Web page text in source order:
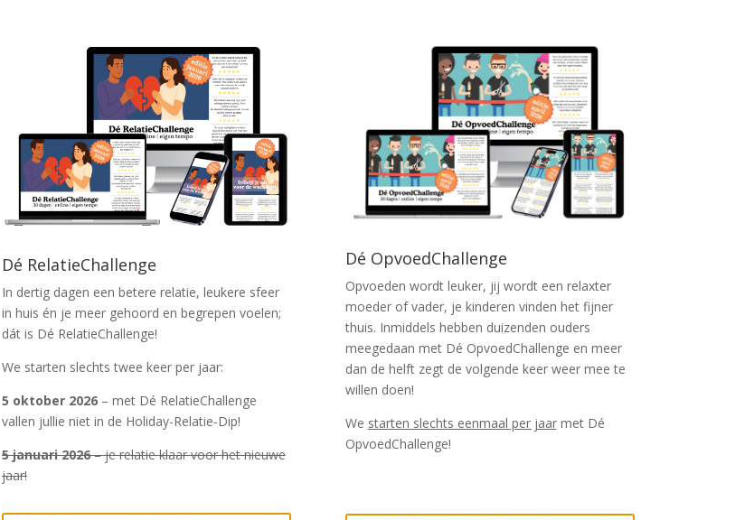
Dé RelatieChallenge
In dertig dagen een betere relatie, leukere sfeer
in huis én je meer gehoord en begrepen voelen;
dát is Dé RelatieChallenge!
We starten slechts twee keer per jaar:
5 oktober 2026– met Dé RelatieChallenge
vallen jullie niet in de Holiday-Relatie-Dip!
5 januari 2026– je relatie klaar voor het nieuwe
jaar!
Dé OpvoedChallenge
Opvoeden wordt leuker, jij wordt een relaxter
moeder of vader, je kinderen vinden het fijner
thuis. Inmiddels hebben duizenden ouders
meegedaan met Dé OpvoedChallenge en meer
dan de helft zegt de volgende keer weer mee te
willen doen!
We starten slechts eenmaal per jaarmet Dé
OpvoedChallenge!